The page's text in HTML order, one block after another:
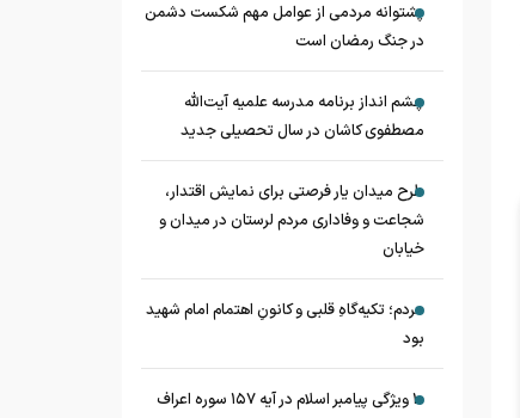
پشتوانه مردمی از عوامل مهم شکست دشمن
در جنگ رمضان است
چشم‌ انداز برنامه مدرسه علمیه آیت‌الله
مصطفوی کاشان در سال تحصیلی جدید
طرح میدان یار فرصتی برای نمایش اقتدار،
شجاعت و وفاداری مردم لرستان در میدان و
خیابان
مردم؛ تکیه‌گاهِ قلبی و کانونِ اهتمام امام شهید
بود
۱۰ ویژگی پیامبر اسلام در آیه ۱۵۷ سوره اعراف